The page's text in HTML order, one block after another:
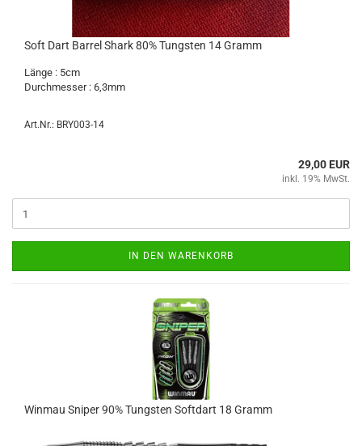
Soft Dart Bar­rel Shark 80% Tungs­ten 14 Gramm
Länge : 5cm
Durch­mes­ser : 6,3mm
Art.Nr.: BRY003-14
29,00 EUR
inkl. 19% MwSt.
IN DEN WARENKORB
Win­mau Sni­per 90% Tungs­ten Softdart 18 Gramm